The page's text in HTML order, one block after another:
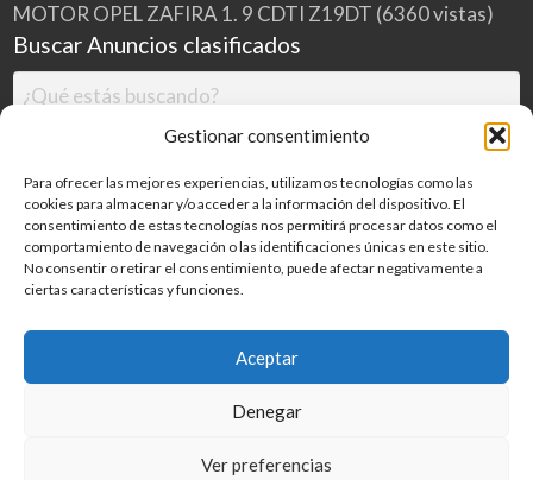
Gestionar consentimiento
Para ofrecer las mejores experiencias, utilizamos tecnologías como las
cookies para almacenar y/o acceder a la información del dispositivo. El
consentimiento de estas tecnologías nos permitirá procesar datos como el
comportamiento de navegación o las identificaciones únicas en este sitio.
No consentir o retirar el consentimiento, puede afectar negativamente a
ciertas características y funciones.
Aceptar
Denegar
Ver preferencias
MOTOR OPEL ZAFIRA 1. 9 CDTI Z19DT (6360 vistas)
Buscar Anuncios clasificados